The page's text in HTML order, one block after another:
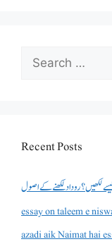
Search
for:
Recent Posts
لکھیں؟ روداد لکھنے کے اصول